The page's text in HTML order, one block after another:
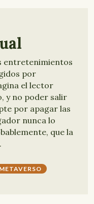
entretenimientos
por
el lector
y no poder salir
por apagar las
nunca lo
que la
METAVERSO